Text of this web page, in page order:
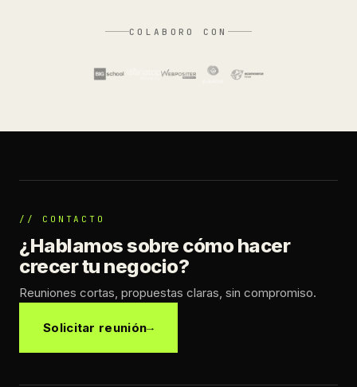
COLABORO CON
// CONTACTO
¿Hablamos sobre cómo hacer
crecer tu negocio?
Reuniones cortas, propuestas claras, sin compromiso.
Solicitar reunión